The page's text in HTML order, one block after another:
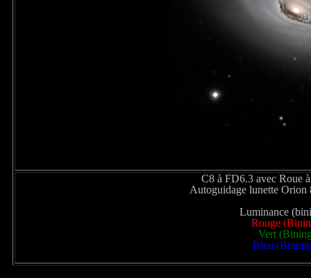
C8 à FD6.3 avec Roue
Autoguidage lunette
Luminance
Rouge
Vert
Bleu